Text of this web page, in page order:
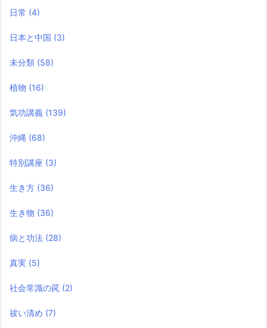
日常 (4)
日本と中国 (3)
未分類 (58)
植物 (16)
気功講義 (139)
沖縄 (68)
特別講座 (3)
生き方 (36)
生き物 (36)
病と功法 (28)
真実 (5)
社会常識の罠 (2)
祓い清め (7)